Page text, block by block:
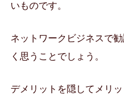
いものです。
ネットワークビジネスで
く思うことでしょう。
デメリットを隠してメリ